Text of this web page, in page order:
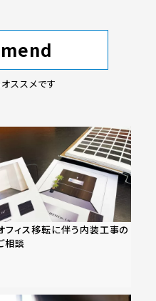
ススメです
フィス移転に伴う内装工事の
相談